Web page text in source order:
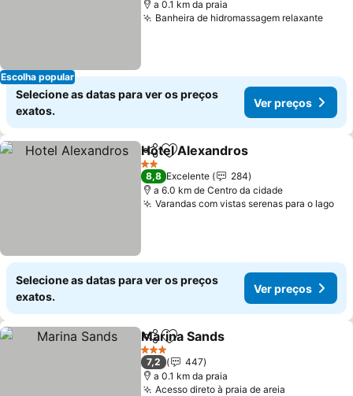
Escolha popular
a 0.1 km da praia
Banheira de hidromassagem relaxante
Selecione as datas para ver os preços
exatos.
Ver preços
PartilharAdicionar aos favoritos
Hotel Alexandros
2 Estrelas
8,8 Excelente
284
a 6.0 km de Centro da cidade
Varandas com vistas serenas para o lago
Selecione as datas para ver os preços
exatos.
Ver preços
PartilharAdicionar aos favoritos
Marina Sands
3 Estrelas
7,2
447
a 0.1 km da praia
Acesso direto à praia de areia